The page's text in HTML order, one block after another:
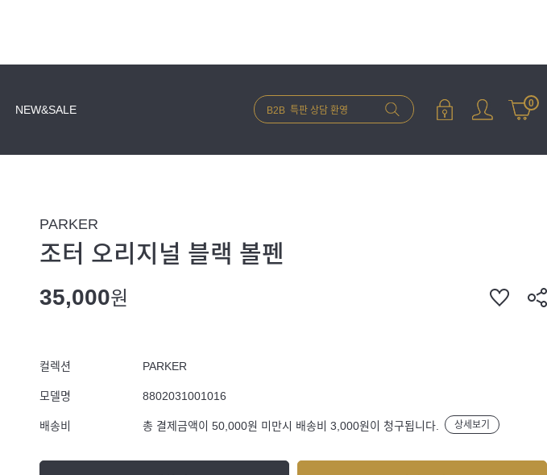
NEW&SALE 0
PARKER
조터 오리지널 블랙 볼펜
35,000원
컬렉션 PARKER
모델명 8802031001016
배송비 총 결제금액이 50,000원 미만시 배송비 3,000원이 청구됩니다. 상세보기